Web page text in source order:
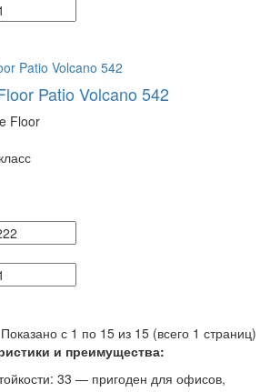
Patio Volcano 542
Floor
Показано с 1 по 15 из 15 (всего 1 страниц)
и преимущества:
33 — пригоден для офисов,